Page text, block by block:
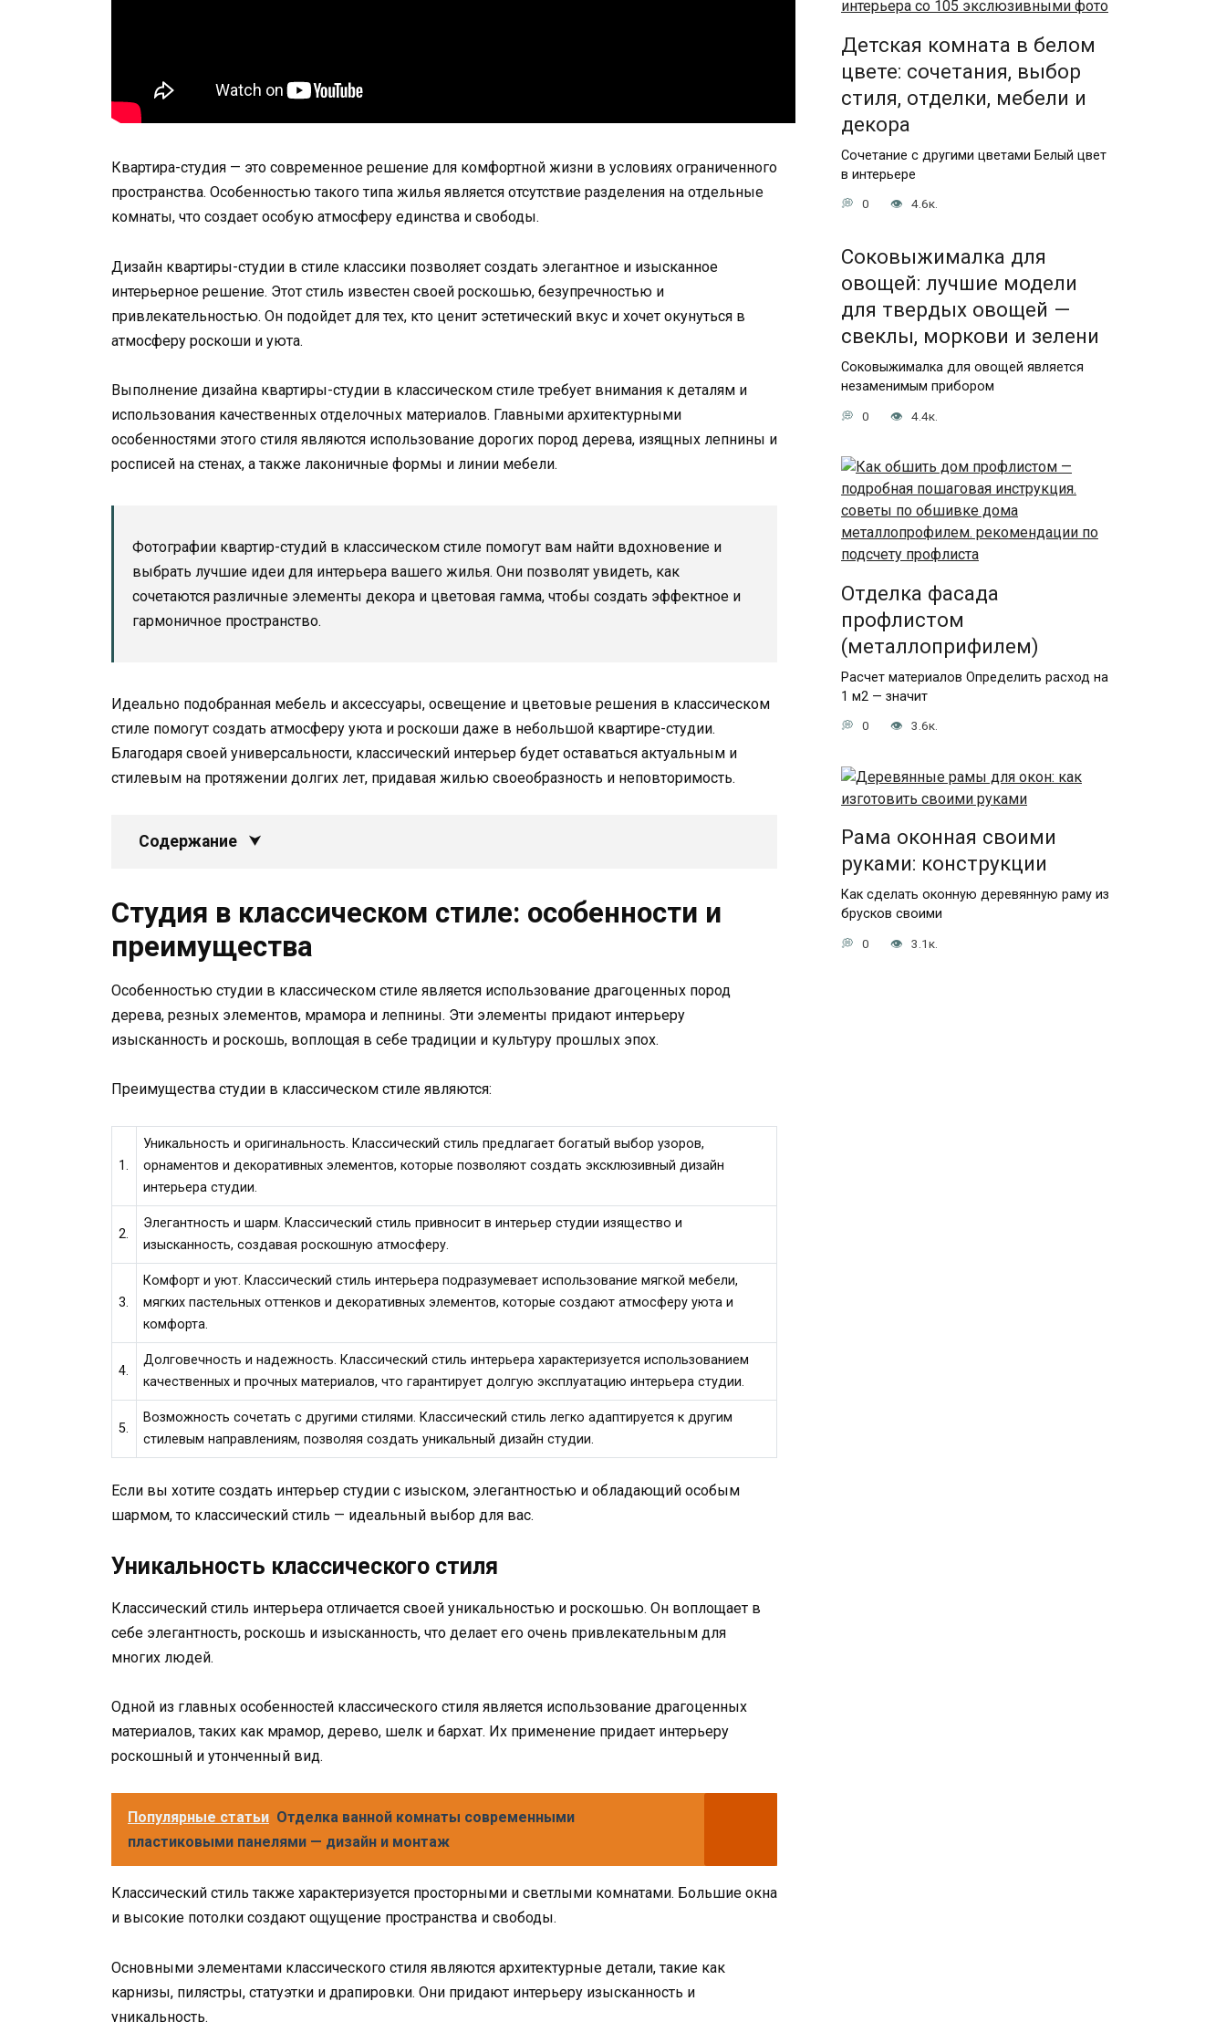
Квартира-студия — это современное решение для комфортной жизни в условиях ограниченного
пространства. Особенностью такого типа жилья является отсутствие разделения на отдельные
комнаты, что создает особую атмосферу единства и свободы.
Дизайн квартиры-студии в стиле классики позволяет создать элегантное и изысканное
интерьерное решение. Этот стиль известен своей роскошью, безупречностью и
привлекательностью. Он подойдет для тех, кто ценит эстетический вкус и хочет окунуться в
атмосферу роскоши и уюта.
Выполнение дизайна квартиры-студии в классическом стиле требует внимания к деталям и
использования качественных отделочных материалов. Главными архитектурными
особенностями этого стиля являются использование дорогих пород дерева, изящных лепнины и
росписей на стенах, а также лаконичные формы и линии мебели.
Фотографии квартир-студий в классическом стиле помогут вам найти вдохновение и
выбрать лучшие идеи для интерьера вашего жилья. Они позволят увидеть, как
сочетаются различные элементы декора и цветовая гамма, чтобы создать эффектное и
гармоничное пространство.
Идеально подобранная мебель и аксессуары, освещение и цветовые решения в классическом
стиле помогут создать атмосферу уюта и роскоши даже в небольшой квартире-студии.
Благодаря своей универсальности, классический интерьер будет оставаться актуальным и
стилевым на протяжении долгих лет, придавая жилью своеобразность и неповторимость.
Содержание
Студия в классическом стиле: особенности и
преимущества
Особенностью студии в классическом стиле является использование драгоценных пород
дерева, резных элементов, мрамора и лепнины. Эти элементы придают интерьеру
изысканность и роскошь, воплощая в себе традиции и культуру прошлых эпох.
Преимущества студии в классическом стиле являются:
1.
Уникальность и оригинальность. Классический стиль предлагает богатый выбор узоров,
орнаментов и декоративных элементов, которые позволяют создать эксклюзивный дизайн
интерьера студии.
2.
Элегантность и шарм. Классический стиль привносит в интерьер студии изящество и
изысканность, создавая роскошную атмосферу.
3.
Комфорт и уют. Классический стиль интерьера подразумевает использование мягкой мебели,
мягких пастельных оттенков и декоративных элементов, которые создают атмосферу уюта и
комфорта.
4.
Долговечность и надежность. Классический стиль интерьера характеризуется использованием
качественных и прочных материалов, что гарантирует долгую эксплуатацию интерьера студии.
5.
Возможность сочетать с другими стилями. Классический стиль легко адаптируется к другим
стилевым направлениям, позволяя создать уникальный дизайн студии.
Если вы хотите создать интерьер студии с изыском, элегантностью и обладающий особым
шармом, то классический стиль — идеальный выбор для вас.
Уникальность классического стиля
Классический стиль интерьера отличается своей уникальностью и роскошью. Он воплощает в
себе элегантность, роскошь и изысканность, что делает его очень привлекательным для
многих людей.
Одной из главных особенностей классического стиля является использование драгоценных
материалов, таких как мрамор, дерево, шелк и бархат. Их применение придает интерьеру
роскошный и утонченный вид.
Популярные статьи Отделка ванной комнаты современными
пластиковыми панелями — дизайн и монтаж
Классический стиль также характеризуется просторными и светлыми комнатами. Большие окна
и высокие потолки создают ощущение пространства и свободы.
Основными элементами классического стиля являются архитектурные детали, такие как
карнизы, пилястры, статуэтки и драпировки. Они придают интерьеру изысканность и
уникальность.
Детская комната в белом
цвете: сочетания, выбор
стиля, отделки, мебели и
декора
Сочетание с другими цветами Белый цвет
в интерьере
0 4.6к.
Соковыжималка для
овощей: лучшие модели
для твердых овощей —
свеклы, моркови и зелени
Соковыжималка для овощей является
незаменимым прибором
0 4.4к.
Отделка фасада
профлистом
(металлоприфилем)
Расчет материалов Определить расход на
1 м2 — значит
0 3.6к.
Рама оконная своими
руками: конструкции
Как сделать оконную деревянную раму из
брусков своими
0 3.1к.